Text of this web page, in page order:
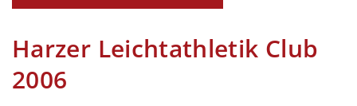
Harzer Leichtathletik Club
2006